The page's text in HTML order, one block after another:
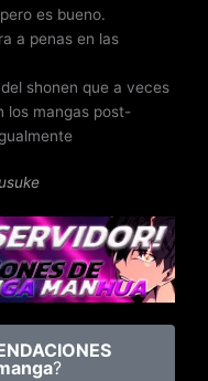
es bueno.
a penas en las
shonen que a veces
los mangas post-
?